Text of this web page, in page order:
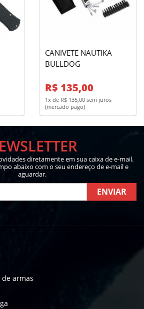
CANIVETE NAUTIKA
BULLDOG
R$ 135,00
1x de R$ 135,00 sem juros
(mercado pago)
diretamente em sua caixa de e-mail.
abaixo com o seu endereço de e-mail e
aguardar.
ENVIAR
armas